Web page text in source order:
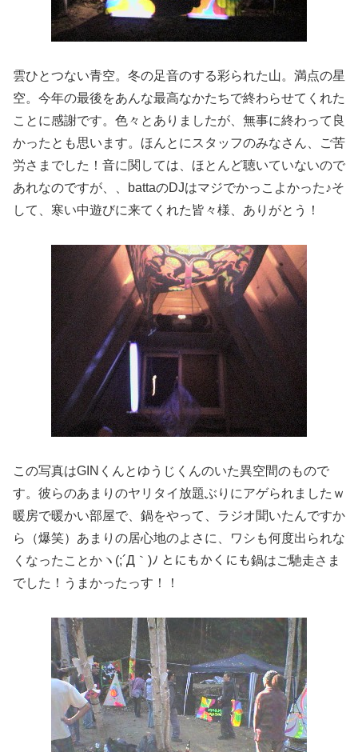
雲ひとつない青空。冬の足音のする彩られた山。満点の星
空。今年の最後をあんな最高なかたちで終わらせてくれた
ことに感謝です。色々とありましたが、無事に終わって良
かったとも思います。ほんとにスタッフのみなさん、ご苦
労さまでした！音に関しては、ほとんど聴いていないので
あれなのですが、、battaのDJはマジでかっこよかった♪そ
して、寒い中遊びに来てくれた皆々様、ありがとう！
この写真はGINくんとゆうじくんのいた異空間のもので
す。彼らのあまりのヤリタイ放題ぶりにアゲられましたｗ
暖房で暖かい部屋で、鍋をやって、ラジオ聞いたんですか
ら（爆笑）あまりの居心地のよさに、ワシも何度出られな
くなったことかヽ(;´Д｀)ﾉ とにもかくにも鍋はご馳走さま
でした！うまかったっす！！